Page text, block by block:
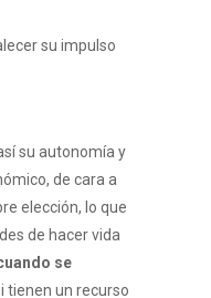
su impulso
su autonomía y
de cara a
elección, lo que
de hacer vida
se
tienen un recurso